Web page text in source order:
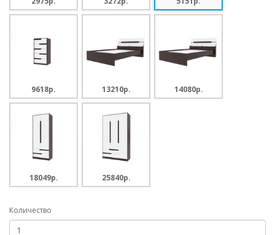
9618p. 13210p. 14080p.
18049p. 25840p.
Количество